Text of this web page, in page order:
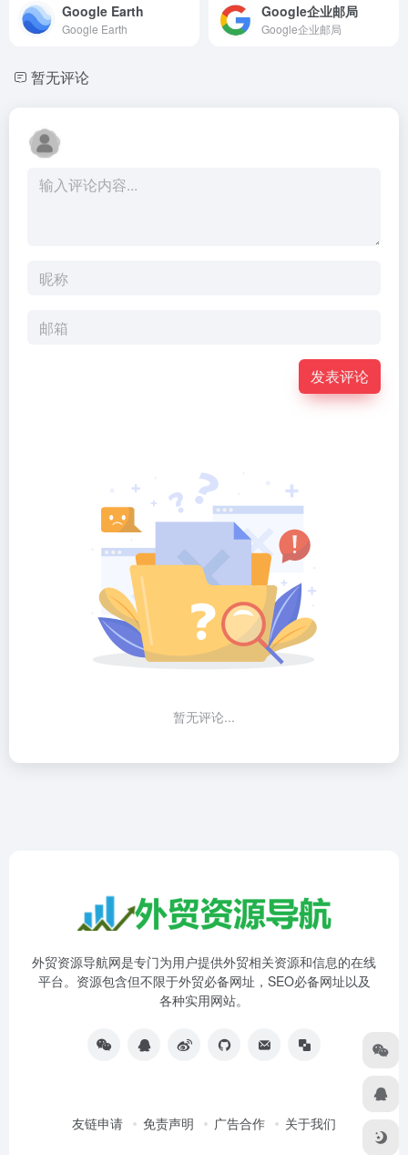
Google Earth
Google Earth
Google企业邮局
Google企业邮局
暂无评论
发表评论
暂无评论...
外贸资源导航网是专门为用户提供外贸相关资源和信息的在线
平台。资源包含但不限于外贸必备网址，SEO必备网址以及
各种实用网站。
友链申请 免责声明 广告合作 关于我们